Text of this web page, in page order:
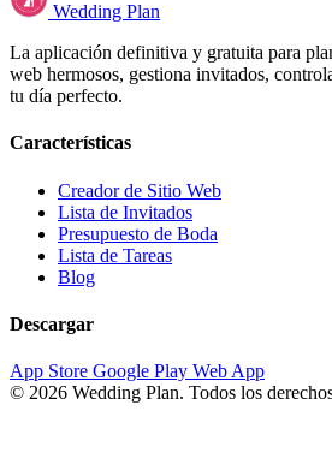
Wedding Plan
La aplicación definitiva y gratuita para
web hermosos, gestiona invitados,
tu día perfecto.
Características
Creador de Sitio Web
Lista de Invitados
Presupuesto de Boda
Lista de Tareas
Blog
Descargar
App Store Google Play Web App
© 2026 Wedding Plan. Todos los